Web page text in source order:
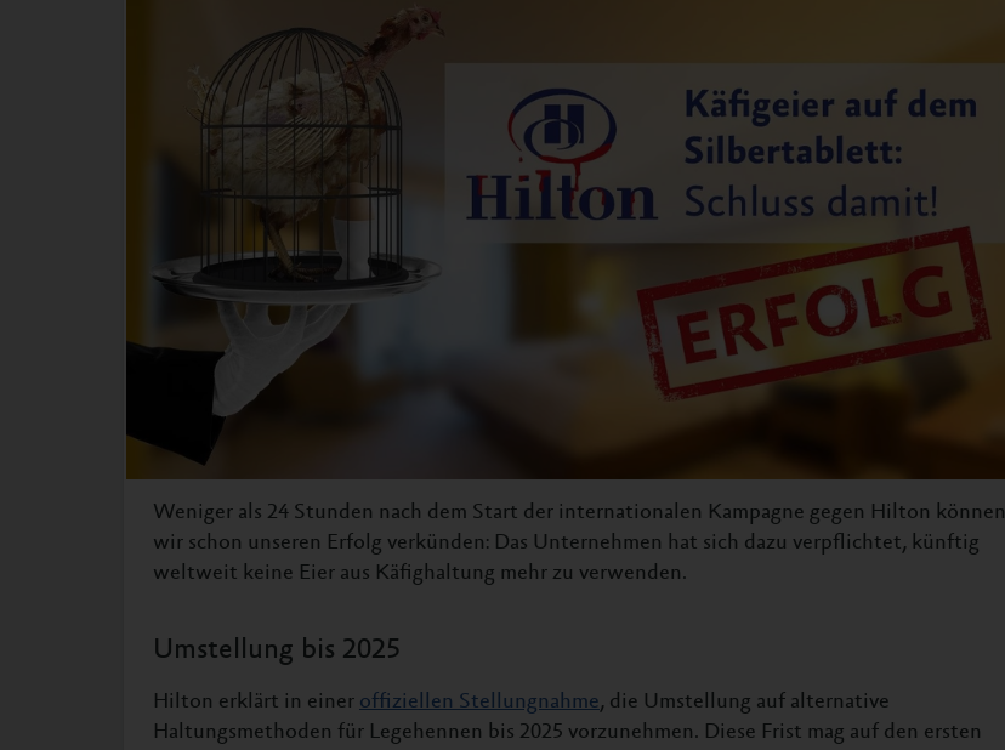
Weniger als 24 Stunden nach dem Start der internationalen Kampagne gegen Hilton können
wir schon unseren Erfolg verkünden: Das Unternehmen hat sich dazu verpflichtet, künftig
weltweit keine Eier aus Käfighaltung mehr zu verwenden.
Umstellung bis 2025
Hilton erklärt in einer offiziellen Stellungnahme, die Umstellung auf alternative
Haltungsmethoden für Legehennen bis 2025 vorzunehmen. Diese Frist mag auf den ersten